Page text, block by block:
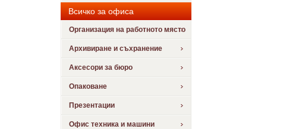
Всичко за офиса
Организация на работното място
Архивиране и съхранение
Аксесори за бюро
Опаковане
Презентации
Офис техника и машини